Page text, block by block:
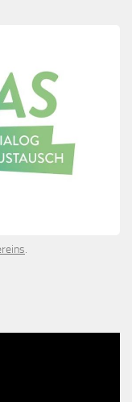
.